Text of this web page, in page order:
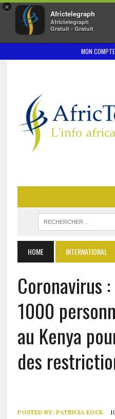
×
Africtelegraph
Africtelegraph
Gratuit - Gratuit
MON COMPTE
HOME INTERNATIONAL
Coronavirus
1000
au Kenya
des
POSTED BY: PATRICIA EOCK